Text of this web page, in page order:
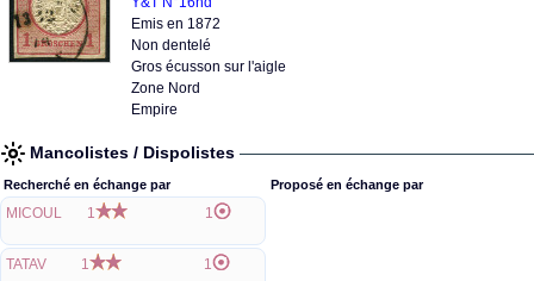
Emis en 1872
Non dentelé
Gros écusson sur l'aigle
Zone Nord
Empire
Mancolistes / Dispolistes
Recherché en échange par
MICOUL 1 1
TATAV 1 1
Proposé en échange par